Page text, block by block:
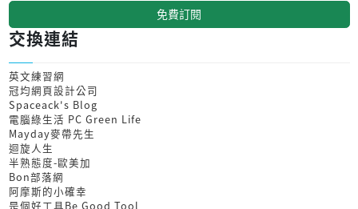
免費訂閱
交換連結
英文練習網
冠均網頁設計公司
Spaceack's Blog
電腦綠生活 PC Green Life
Mayday麥帶先生
迴旋人生
半熟態度-歐美加
Bon部落網
阿摩斯的小確幸
是個好工具Be Good Tool